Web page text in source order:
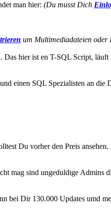
man hier: (Du musst Dich
um Multimediadateien oder
Das hier ist en T-SQL Script,
einen SQL Spezialisten an die
Du vorher den Preis
mag sind ungeduldige Admins
bei Dir 130.000 Updates umd